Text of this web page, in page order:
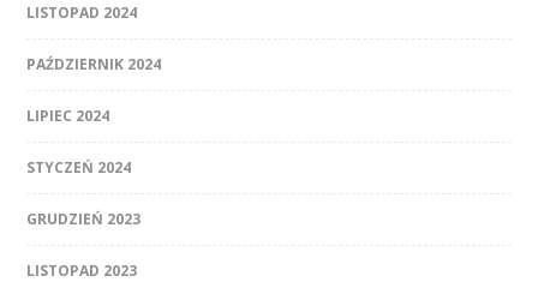
LISTOPAD 2024
PAŹDZIERNIK 2024
LIPIEC 2024
STYCZEŃ 2024
GRUDZIEŃ 2023
LISTOPAD 2023